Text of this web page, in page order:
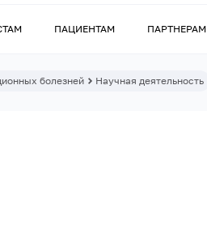
ПАЦИЕНТАМ ПАРТНЕРАМ
болезней Научная деятельность